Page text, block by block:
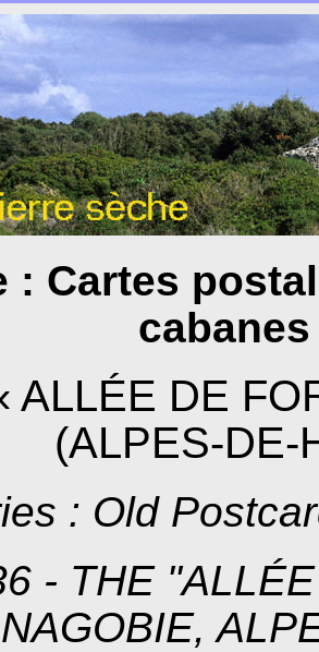
: Cartes
ALLÉE DE
(ALPES-DE-
: Old
- THE